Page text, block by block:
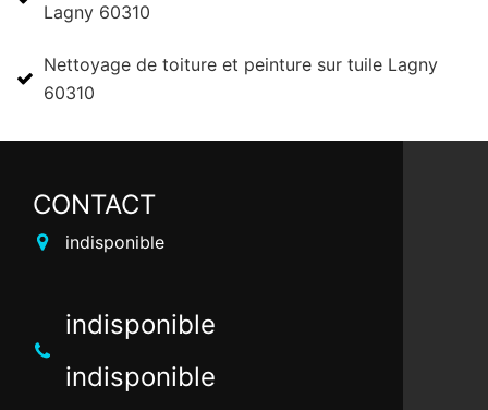
Lagny 60310
Nettoyage de toiture et peinture sur tuile Lagny
60310
CONTACT
indisponible
indisponible
indisponible